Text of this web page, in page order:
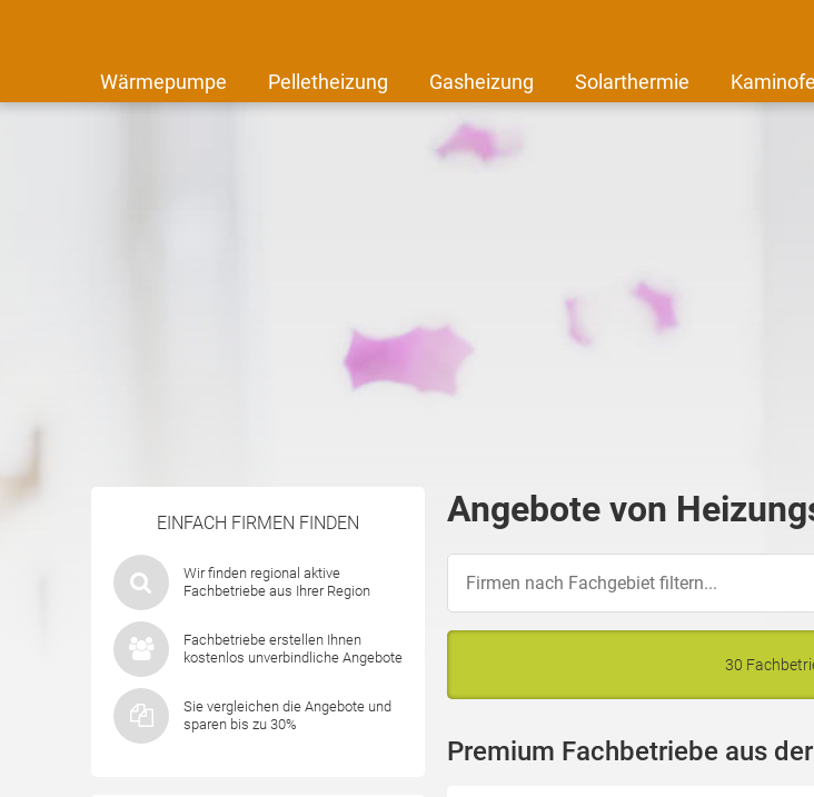
Wärmepumpe Pelletheizung Gasheizung Solarthermie
EINFACH FIRMEN FINDEN
Wir finden regional aktive
Fachbetriebe aus Ihrer Region
Fachbetriebe erstellen Ihnen
kostenlos unverbindliche Angebote
Sie vergleichen die Angebote und
sparen bis zu 30%
Angebote von
30
Premium Fachbetriebe aus